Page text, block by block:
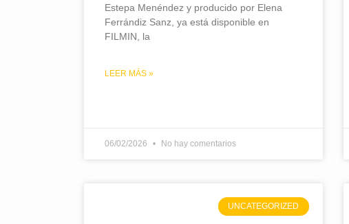
Estepa Menéndez y producido por Elena
Ferrándiz Sanz, ya está disponible en
FILMIN, la
LEER MÁS »
06/02/2026 No hay comentarios
UNCATEGORIZED